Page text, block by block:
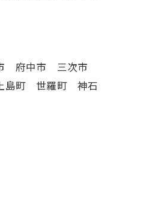
市 府中市 三次市
島町 世羅町 神石